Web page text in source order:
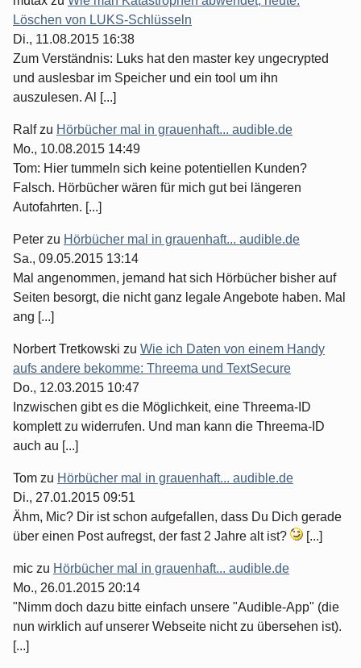
Löschen von LUKS-Schlüsseln
Di., 11.08.2015 16:38
Zum Verständnis: Luks hat den master key ungecrypted
und auslesbar im Speicher und ein tool um ihn
auszulesen. Al [...]
Ralfzu Hörbücher mal in grauenhaft... audible.de
Mo., 10.08.2015 14:49
Tom: Hier tummeln sich keine potentiellen Kunden?
Falsch. Hörbücher wären für mich gut bei längeren
Autofahrten. [...]
Peter zu Hörbücher mal in grauenhaft... audible.de
Sa., 09.05.2015 13:14
Mal angenommen, jemand hat sich Hörbücher bisher auf
Seiten besorgt, die nicht ganz legale Angebote haben. Mal
ang [...]
Norbert Tretkowski zu Wie ich Daten von einem Handy
aufs andere bekomme: Threema und TextSecure
Do., 12.03.2015 10:47
Inzwischen gibt es die Möglichkeit, eine Threema-ID
komplett zu widerrufen. Und man kann die Threema-ID
auch au [...]
Tom zu Hörbücher mal in grauenhaft... audible.de
Di., 27.01.2015 09:51
Ähm, Mic? Dir ist schon aufgefallen, dass Du Dich gerade
über einen Post aufregst, der fast 2 Jahre alt ist?
[...]
mic zu Hörbücher mal in grauenhaft... audible.de
Mo., 26.01.2015 20:14
"Nimm doch dazu bitte einfach unsere "Audible-App" (die
nun wirklich auf unserer Webseite nicht zu übersehen ist).
[...]